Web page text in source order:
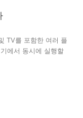
TV를 포함한 여러 플
에서 동시에 실행할